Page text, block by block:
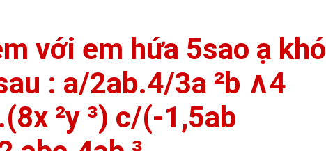
với em hứa 5sao ạ khó
: a/2ab.4/3a ²b ∧4
²y ³) c/(-1,5ab